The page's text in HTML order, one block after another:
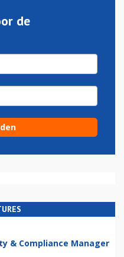
de
& Compliance Manager